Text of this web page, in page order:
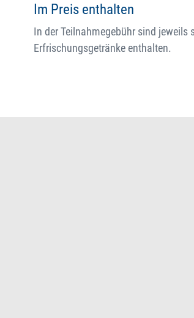
Im Preis enthalten
In der Teilnahmegebühr sind
Erfrischungsgetränke enthalten.